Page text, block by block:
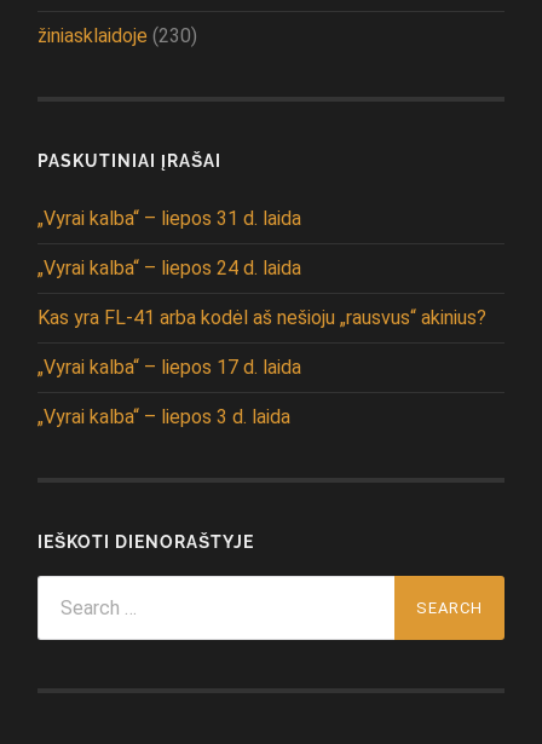
žiniasklaidoje (230)
PASKUTINIAI ĮRAŠAI
„Vyrai kalba“ – liepos 31 d. laida
„Vyrai kalba“ – liepos 24 d. laida
Kas yra FL-41 arba kodėl aš nešioju „rausvus“ akinius?
„Vyrai kalba“ – liepos 17 d. laida
„Vyrai kalba“ – liepos 3 d. laida
IEŠKOTI DIENORAŠTYJE
for: